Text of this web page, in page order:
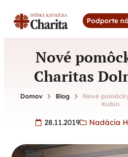
Podporte
Nové
Charitas
Domov Blog
Nové
Kubín
28.11.2019 Nadácia